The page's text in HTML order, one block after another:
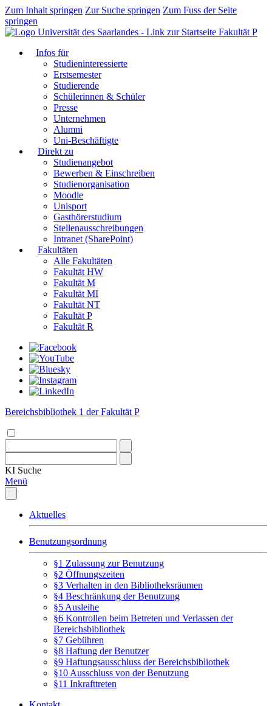
Zum Inhalt springen Zur Suche springen Zum Fuss der Seite
springen
Fakultät P
Infos für
Studieninteressierte
Erstsemester
Studierende
Schülerinnen & Schüler
Presse
Unternehmen
Alumni
Uni-Beschäftigte
Direkt zu
Studienangebot
Bewerben & Einschreiben
Studienorganisation
Moodle
Unisport
Gasthörerstudium
Stellenausschreibungen
Intranet (SharePoint)
Fakultäten
Alle Fakultäten
Fakultät HW
Fakultät M
Fakultät MI
Fakultät NT
Fakultät P
Fakultät R
Bereichsbibliothek 1 der Fakultät P
KI Suche
Menü
Aktuelles
Benutzungsordnung
§1 Zulassung zur Benutzung
§2 Öffnungszeiten
§3 Verhalten in den Bibliotheksräumen
§4 Beschränkung der Benutzung
§5 Ausleihe
§6 Kontrollen beim Betreten und Verlassen der
Bereichsbibliothek
§7 Gebühren
§8 Haftung der Benutzer
§9 Haftungsausschluss der Bereichsbibliothek
§10 Ausschluss von der Benutzung
§11 Inkrafttreten